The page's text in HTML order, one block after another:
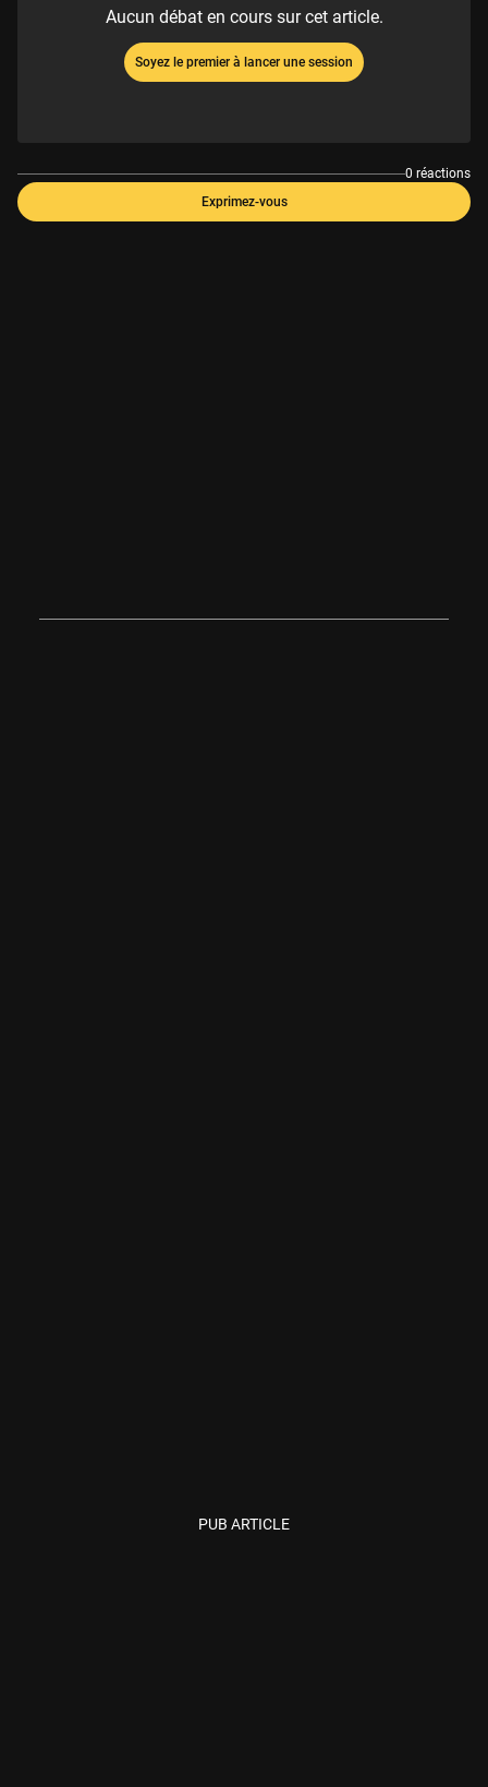
Aucun débat en cours sur cet article.
Soyez le premier à lancer une session
0 réactions
Exprimez-vous
PUB ARTICLE